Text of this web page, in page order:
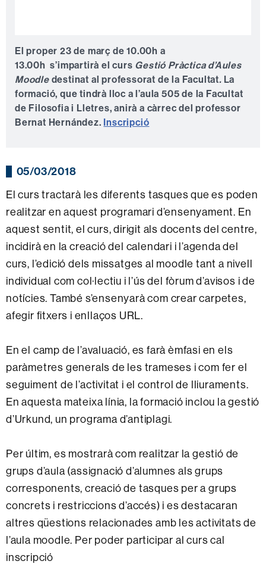
El proper 23 de març de 10.00h a
13.00h s’impartirà el curs Gestió Pràctica d’Aules
Moodle destinat al professorat de la Facultat. La
formació, que tindrà lloc a l’aula 505 de la Facultat
de Filosofia i Lletres, anirà a càrrec del professor
Bernat Hernández. Inscripció
05/03/2018
El curs tractarà les diferents tasques que es poden
realitzar en aquest programari d’ensenyament. En
aquest sentit, el curs, dirigit als docents del centre,
incidirà en la creació del calendari i l’agenda del
curs, l’edició dels missatges al moodle tant a nivell
individual com col·lectiu i l’ús del fòrum d’avisos i de
notícies. També s’ensenyarà com crear carpetes,
afegir fitxers i enllaços URL.
En el camp de l’avaluació, es farà èmfasi en els
paràmetres generals de les trameses i com fer el
seguiment de l’activitat i el control de lliuraments.
En aquesta mateixa línia, la formació inclou la gestió
d’Urkund, un programa d’antiplagi.
Per últim, es mostrarà com realitzar la gestió de
grups d’aula (assignació d’alumnes als grups
corresponents, creació de tasques per a grups
concrets i restriccions d’accés) i es destacaran
altres qüestions relacionades amb les activitats de
l’aula moodle. Per poder participar al curs cal
inscripció